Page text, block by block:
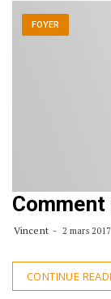
FOYER
Comment
Vincent 2 mars 2017
CONTINUE